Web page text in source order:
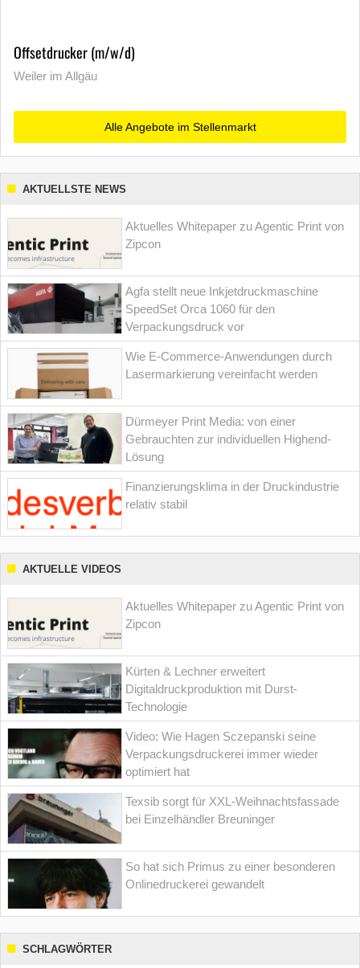
Offsetdrucker (m/w/d)
Weiler im Allgäu
Alle Angebote im Stellenmarkt
AKTUELLSTE NEWS
Aktuelles Whitepaper zu Agentic Print von
Zipcon
Agfa stellt neue Inkjetdruckmaschine
SpeedSet Orca 1060 für den
Verpackungsdruck vor
Wie E-Commerce-Anwendungen durch
Lasermarkierung vereinfacht werden
Dürmeyer Print Media: von einer
Gebrauchten zur individuellen Highend-
Lösung
Finanzierungsklima in der Druckindustrie
relativ stabil
AKTUELLE VIDEOS
Aktuelles Whitepaper zu Agentic Print von
Zipcon
Kürten & Lechner erweitert
Digitaldruckproduktion mit Durst-
Technologie
Video: Wie Hagen Sczepanski seine
Verpackungsdruckerei immer wieder
optimiert hat
Texsib sorgt für XXL-Weihnachtsfassade
bei Einzelhändler Breuninger
So hat sich Primus zu einer besonderen
Onlinedruckerei gewandelt
SCHLAGWÖRTER